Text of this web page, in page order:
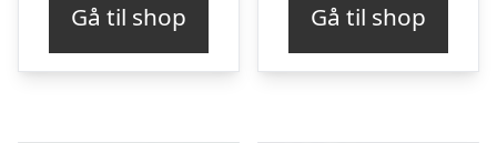
Gå til shop Gå til shop